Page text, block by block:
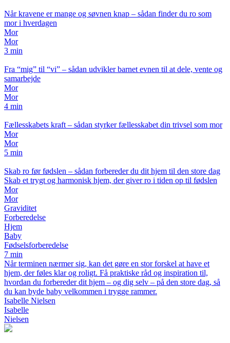
Når kravene er mange og søvnen knap – sådan finder du ro som
mor i hverdagen
Mor
Mor
3 min
Fra “mig” til “vi” – sådan udvikler barnet evnen til at dele, vente og
samarbejde
Mor
Mor
4 min
Fællesskabets kraft – sådan styrker fællesskabet din trivsel som mor
Mor
Mor
5 min
Skab ro før fødslen – sådan forbereder du dit hjem til den store dag
Skab et trygt og harmonisk hjem, der giver ro i tiden op til fødslen
Mor
Mor
Graviditet
Forberedelse
Hjem
Baby
Fødselsforberedelse
7 min
Når terminen nærmer sig, kan det gøre en stor forskel at have et
hjem, der føles klar og roligt. Få praktiske råd og inspiration til,
hvordan du forbereder dit hjem – og dig selv – på den store dag, så
du kan byde baby velkommen i trygge rammer.
Isabelle Nielsen
Isabelle
Nielsen